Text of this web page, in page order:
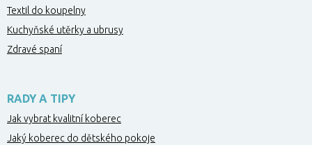
Textil do koupelny
Kuchyňské utěrky a ubrusy
Zdravé spaní
RADY A TIPY
Jak vybrat kvalitní koberec
Jaký koberec do dětského pokoje